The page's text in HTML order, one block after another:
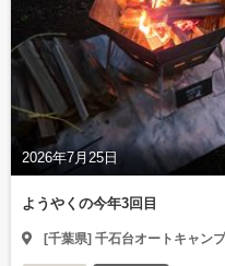
2026年7月25日
ようやくの今年3回目
[千葉県] 千石台オートキャン